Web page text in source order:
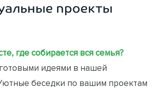
проекты
где собирается вся семья?
идеями в нашей
беседки по вашим проектам